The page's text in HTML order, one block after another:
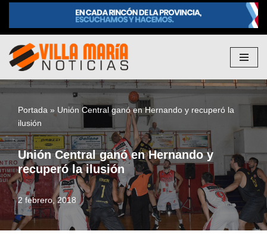
al
contenido
Portada » Unión Central ganó en Hernando y recuperó la
ilusión
Unión Central ganó en Hernando y
recuperó la ilusión
2 febrero, 2018